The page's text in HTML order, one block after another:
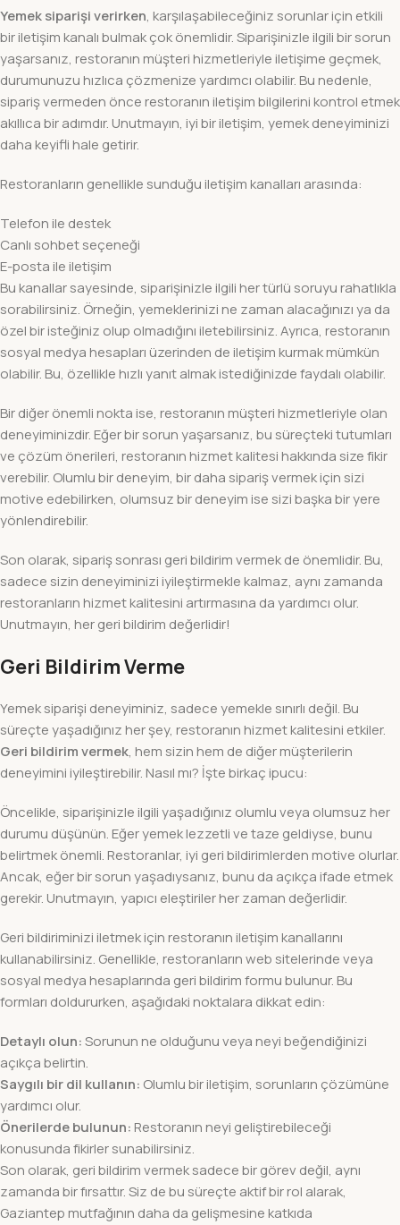
Yemek siparişi verirken, karşılaşabileceğiniz sorunlar için etkili
bir iletişim kanalı bulmak çok önemlidir. Siparişinizle ilgili bir sorun
yaşarsanız, restoranın müşteri hizmetleriyle iletişime geçmek,
durumunuzu hızlıca çözmenize yardımcı olabilir. Bu nedenle,
sipariş vermeden önce restoranın iletişim bilgilerini kontrol etmek
akıllıca bir adımdır. Unutmayın, iyi bir iletişim, yemek deneyiminizi
daha keyifli hale getirir.
Restoranların genellikle sunduğu iletişim kanalları arasında:
Telefon ile destek
Canlı sohbet seçeneği
E-posta ile iletişim
Bu kanallar sayesinde, siparişinizle ilgili her türlü soruyu rahatlıkla
sorabilirsiniz. Örneğin, yemeklerinizi ne zaman alacağınızı ya da
özel bir isteğiniz olup olmadığını iletebilirsiniz. Ayrıca, restoranın
sosyal medya hesapları üzerinden de iletişim kurmak mümkün
olabilir. Bu, özellikle hızlı yanıt almak istediğinizde faydalı olabilir.
Bir diğer önemli nokta ise, restoranın müşteri hizmetleriyle olan
deneyiminizdir. Eğer bir sorun yaşarsanız, bu süreçteki tutumları
ve çözüm önerileri, restoranın hizmet kalitesi hakkında size fikir
verebilir. Olumlu bir deneyim, bir daha sipariş vermek için sizi
motive edebilirken, olumsuz bir deneyim ise sizi başka bir yere
yönlendirebilir.
Son olarak, sipariş sonrası geri bildirim vermek de önemlidir. Bu,
sadece sizin deneyiminizi iyileştirmekle kalmaz, aynı zamanda
restoranların hizmet kalitesini artırmasına da yardımcı olur.
Unutmayın, her geri bildirim değerlidir!
Geri Bildirim Verme
Yemek siparişi deneyiminiz, sadece yemekle sınırlı değil. Bu
süreçte yaşadığınız her şey, restoranın hizmet kalitesini etkiler.
Geri bildirim vermek, hem sizin hem de diğer müşterilerin
deneyimini iyileştirebilir. Nasıl mı? İşte birkaç ipucu:
Öncelikle, siparişinizle ilgili yaşadığınız olumlu veya olumsuz her
durumu düşünün. Eğer yemek lezzetli ve taze geldiyse, bunu
belirtmek önemli. Restoranlar, iyi geri bildirimlerden motive olurlar.
Ancak, eğer bir sorun yaşadıysanız, bunu da açıkça ifade etmek
gerekir. Unutmayın, yapıcı eleştiriler her zaman değerlidir.
Geri bildiriminizi iletmek için restoranın iletişim kanallarını
kullanabilirsiniz. Genellikle, restoranların web sitelerinde veya
sosyal medya hesaplarında geri bildirim formu bulunur. Bu
formları doldururken, aşağıdaki noktalara dikkat edin:
Detaylı olun:Sorunun ne olduğunu veya neyi beğendiğinizi
açıkça belirtin.
Saygılı bir dil kullanın: Olumlu bir iletişim, sorunların çözümüne
yardımcı olur.
Önerilerde bulunun: Restoranın neyi geliştirebileceği
konusunda fikirler sunabilirsiniz.
Son olarak, geri bildirim vermek sadece bir görev değil, aynı
zamanda bir fırsattır. Siz de bu süreçte aktif bir rol alarak,
Gaziantep mutfağının daha da gelişmesine katkıda